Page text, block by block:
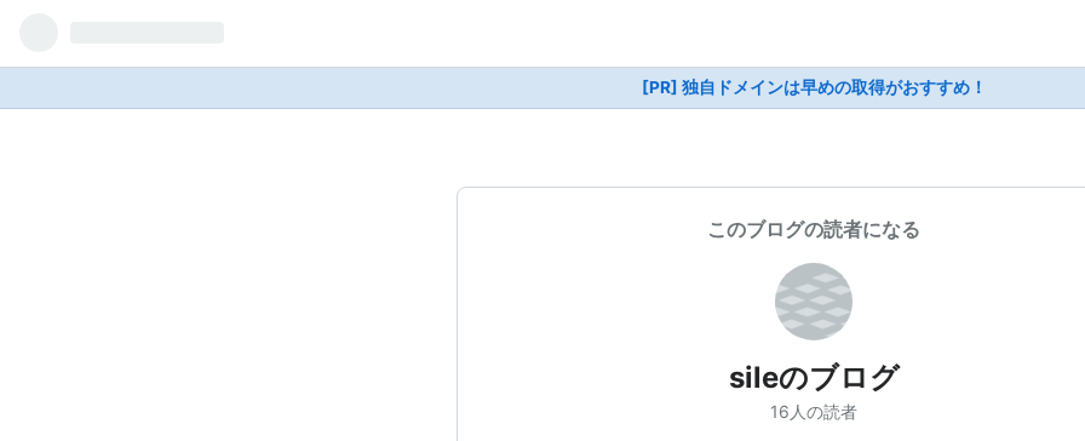
[PR] 独自ドメインは早めの取得がおすすめ！
このブログの読者になる
sileのブログ
16人の読者